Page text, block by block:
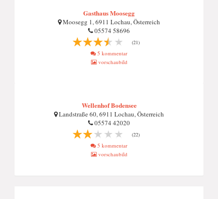
Gasthaus Moosegg
Moosegg 1, 6911 Lochau, Österreich
05574 58696
(21)
5 kommentar
vorschaubild
Wellenhof Bodensee
Landstraße 60, 6911 Lochau, Österreich
05574 42020
(22)
5 kommentar
vorschaubild